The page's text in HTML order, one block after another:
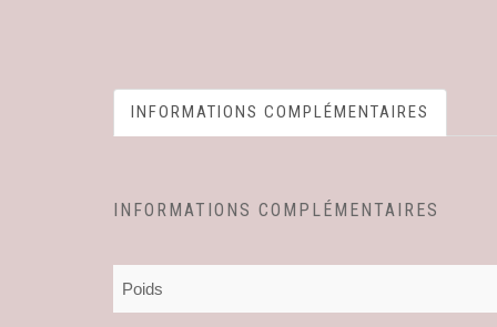
INFORMATIONS COMPLÉMENTAIRES
INFORMATIONS COMPLÉMENTAIRES
Poids